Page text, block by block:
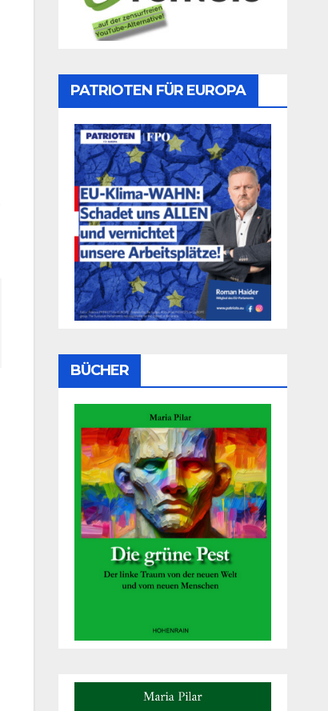
PATRIOTEN FÜR EUROPA
BÜCHER